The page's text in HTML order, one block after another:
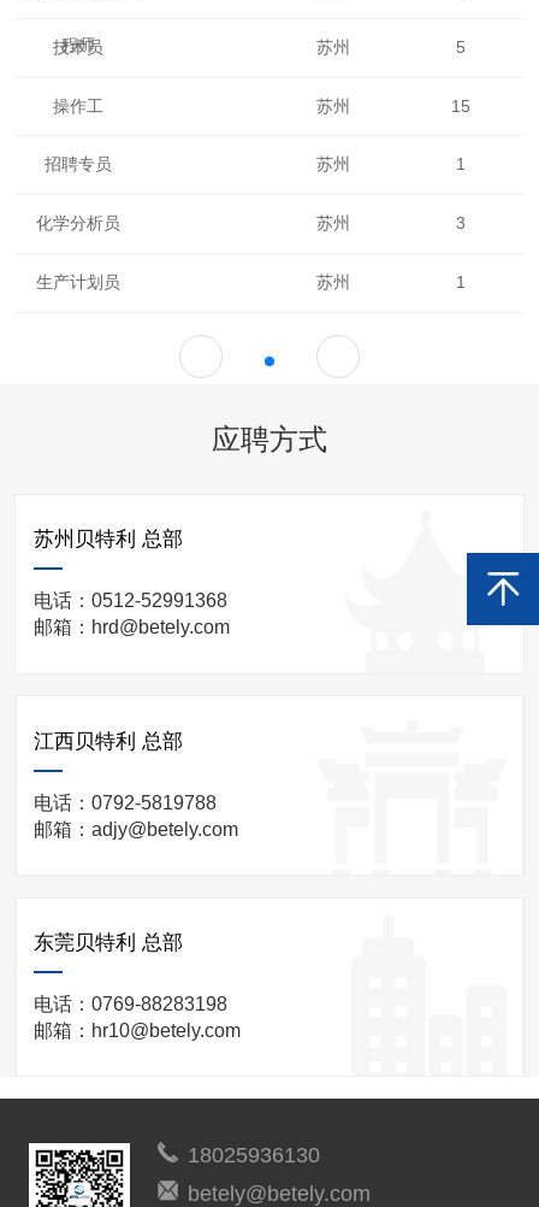
程师
技术员 苏州 5
操作工 苏州 15
招聘专员 苏州 1
化学分析员 苏州 3
生产计划员 苏州 1
应聘方式
苏州贝特利 总部
电话：0512-52991368
邮箱：hrd@betely.com
江西贝特利 总部
电话：0792-5819788
邮箱：adjy@betely.com
东莞贝特利 总部
电话：0769-88283198
邮箱：hr10@betely.com
18025936130
betely@betely.com